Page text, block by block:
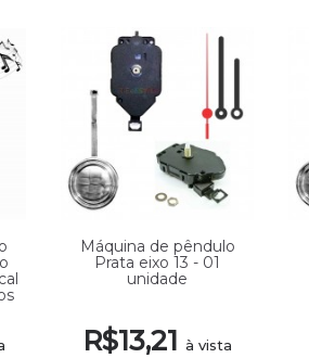
Máquina de pêndulo
Prata eixo 13 - 01
unidade
R$13,21 à vista